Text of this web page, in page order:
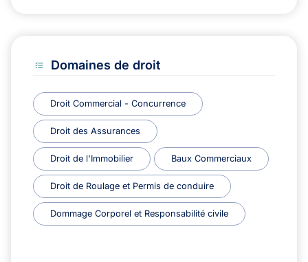
Domaines de droit
Droit Commercial - Concurrence
Droit des Assurances
Droit de l'Immobilier Baux Commerciaux
Droit de Roulage et Permis de conduire
Dommage Corporel et Responsabilité civile